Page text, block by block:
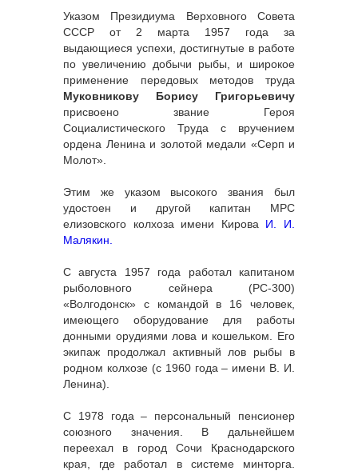
Указом Президиума Верховного Совета
СССР от 2 марта 1957 года за
выдающиеся успехи, достигнутые в работе
по увеличению добычи рыбы, и широкое
применение передовых методов труда
Муковникову Борису Григорьевичу
присвоено звание Героя
Социалистического Труда с вручением
ордена Ленина и золотой медали «Серп и
Молот».
Этим же указом высокого звания был
удостоен и другой капитан МРС
елизовского колхоза имени Кирова И. И.
Малякин.
С августа 1957 года работал капитаном
рыболовного сейнера (РС-300)
«Волгодонск» с командой в 16 человек,
имеющего оборудование для работы
донными орудиями лова и кошельком. Его
экипаж продолжал активный лов рыбы в
родном колхозе (с 1960 года – имени В. И.
Ленина).
С 1978 года – персональный пенсионер
союзного значения. В дальнейшем
переехал в город Сочи Краснодарского
края, где работал в системе минторга.